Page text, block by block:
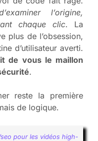
l’origine,
chaque clic. La
plus de l’obsession,
d’utilisateur averti.
de vous le maillon
.
reste la première
de logique.
pour les vidéos high-